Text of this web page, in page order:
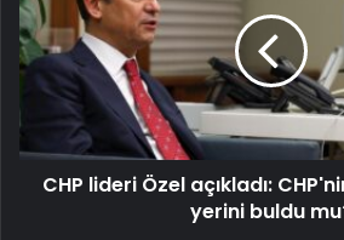
CHP lideri Özel açıkladı:
yerini buldu